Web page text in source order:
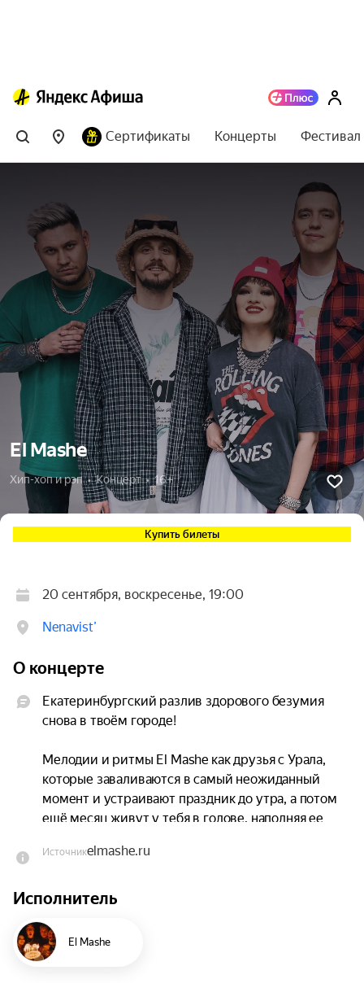
Сертификаты Концерты
El Mashe
Хип-хоп и рэп  •  Концерт  •  16+
Купить билеты
20 сентября, воскресенье, 19:00
Nenavist’
О концерте
Екатеринбургский разлив здорового безумия
снова в твоём городе!
Мелодии и ритмы El Mashe как друзья с Урала,
которые заваливаются в самый неожиданный
момент и устраивают праздник до утра, а потом
ещё месяц живут у тебя в голове, наполняя ее
Источникelmashe.ru
Исполнитель
El Mashe